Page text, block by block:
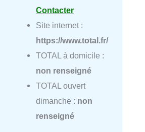
Contacter
Site internet :
https://www.total.fr/
TOTAL à domicile :
non renseigné
TOTAL ouvert
dimanche : non
renseigné